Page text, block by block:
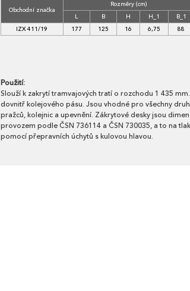
Obchodní značka
Rozměry (cm)
L
B H H_1
B_1
IZX 411/19
177 125 16 6,75 88
Použití:
Slouží k zakrytí tramvajových tratí o rozchodu 1 435
dovnitř kolejového pásu. Jsou vhodné pro všechny
pražců, kolejnic a upevnění. Zákrytové desky jsou
provozem podle ČSN 736114 a ČSN 730035, a to na
pomocí přepravních úchytů s kulovou hlavou.